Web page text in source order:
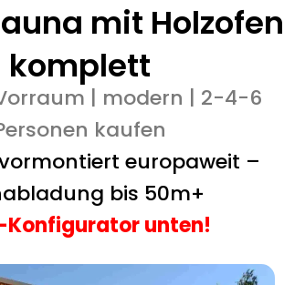
mit Holzofen
komplett
| modern | 2-4-6
kaufen
europaweit –
bis 50m+
Konfigurator unten!